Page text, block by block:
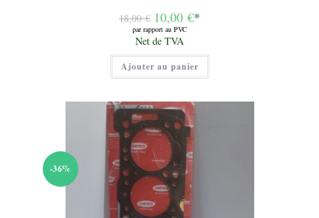
18,00€ Le
prix
initial
était :
18,00 €.
10,00 €*
par rapport au PVC
Le
prix
actuel
est :
10,00 €.
Net de TVA
Ajouter au panier
-36%